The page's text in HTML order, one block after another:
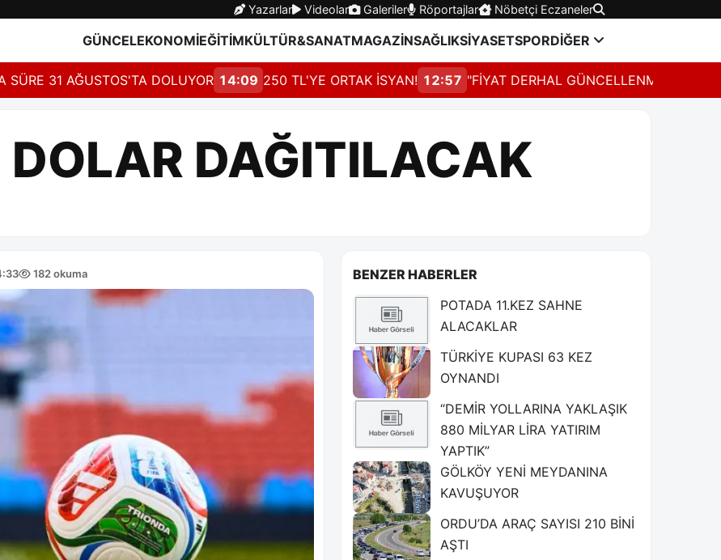
Yazarlar Videolar Galeriler Röportajlar Nöbetçi Eczaneler
GÜNCELEKONOMİEĞİTİMKÜLTÜR&SANATMAGAZİNSAĞLIKSİYASETSPORDİĞER
31 AĞUSTOS'TA DOLUYOR 14:09 250 TL'YE ORTAK İSYAN! 12:57 "FİYAT DERHAL GÜNCELLENMELİ"
DOLAR DAĞITILACAK
182 okuma
BENZER HABERLER
POTADA 11.KEZ SAHNE
ALACAKLAR
TÜRKİYE KUPASI 63 KEZ
OYNANDI
“DEMİR YOLLARINA YAKLAŞIK
880 MİLYAR LİRA YATIRIM
YAPTIK”
GÖLKÖY YENİ MEYDANINA
KAVUŞUYOR
ORDU’DA ARAÇ SAYISI 210 BİNİ
AŞTI